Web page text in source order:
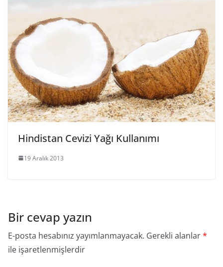
Hindistan Cevizi Yağı Kullanımı
19 Aralık 2013
Bir cevap yazın
E-posta hesabınız yayımlanmayacak. Gerekli alanlar*
ile işaretlenmişlerdir